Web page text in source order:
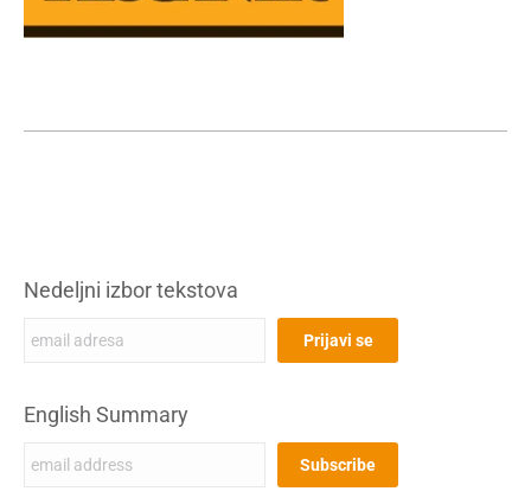
Nedeljni izbor tekstova
English Summary